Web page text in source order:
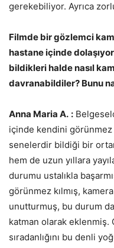
gerekebiliyor. Ayrıca
Filmde bir gözlemci
hastane içinde
bildikleri halde nasıl
davranabildiler? Bunu
Anna Maria A. :
içinde kendini görünmez
senelerdir bildiği bir
hem de uzun yıllara
durumu ustalıkla
görünmez kılmış,
unutturmuş, bu durum
katman olarak eklenmiş.
sıradanlığını bu denli